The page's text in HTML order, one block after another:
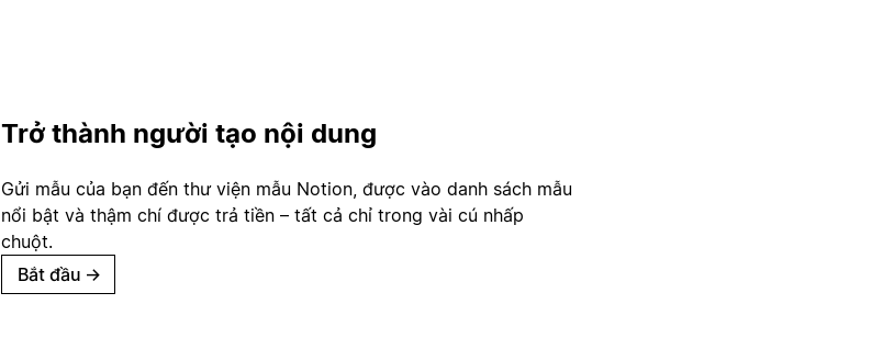
Trở thành người tạo nội dung
Gửi mẫu của bạn đến thư viện mẫu Notion, được vào danh sách mẫu
nổi bật và thậm chí được trả tiền – tất cả chỉ trong vài cú nhấp
chuột.
Bắt đầu →